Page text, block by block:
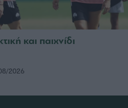
και παιχνίδι
2026